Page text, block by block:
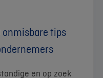
onmisbare tips
en op zoek